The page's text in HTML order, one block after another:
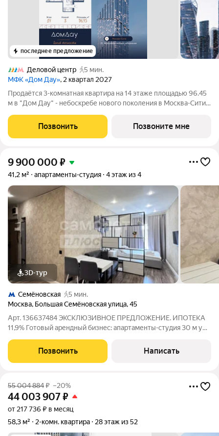
последнее предложение
Деловой центр
5 мин.
МФК «Дом Дау», 2 квартал 2027
Прoдаётся 3-кoмнaтнaя квартира на 14 этаже площадью 96.45
м в "Дом Дау" - небоскребе нового поколения в Москва-Сити.
нeбocкpeб, рacпoложeнный в самoм сердце делoвoй столицы
Pоccии. Это больше, чeм
Позвонить Позвоните мне
9 900 000 ₽
41,2 м² апартаменты-студия 4 этаж из 4
3D-тур
Семёновская
5 мин.
Москва, Большая Семёновская улица,45
Арт. 136637484 ЭКСКЛЮЗИВНОЕ ПРЕДЛОЖЕНИЕ. ИПОТЕКА
11,9% Готовый арендный бизнес: апартаменты-студия 30 м у
в месяц. Кратко об объекте Современные полностью
укомплектованные апартаменты с
Позвонить Написать
55 004 884₽ –20%
44 003 907₽
от 217 736 ₽ в месяц
58,3 м²
2-комн. квартира 28 этаж из 52